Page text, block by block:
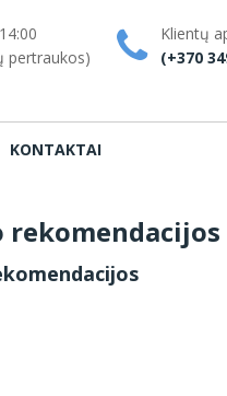
Klientų
(+370
KONTAKTAI
rekomendacijos